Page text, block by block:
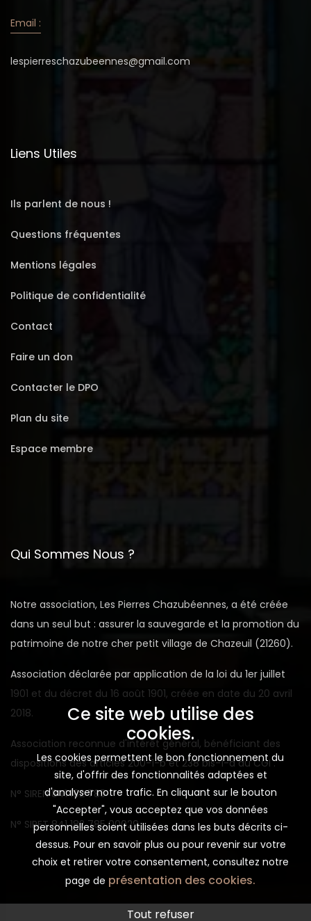
Email :
lespierreschazubeennes@gmail.com
Liens Utiles
Ils parlent de nous !
Questions fréquentes
Mentions légales
Politique de confidentialité
Contact
Faire un don
Contacter le DPO
Plan du site
Espace membre
Qui Sommes Nous ?
Notre association, Les Pierres Chazubéennes, a été créée
dans un seul but : assurer la sauvegarde et la promotion du
patrimoine de notre cher petit village de Chazeuil (21260).
Association déclarée par application de la loi du 1er juillet
1901 et du décret du 16 août 1901, créée en date du 20 avril
2018.
Association reconnue d'intérêt général, bénéficiant des
dispositions des articles 200-1-b et 238 bis-1-a du CGI .
N° SIREN 841 182 785
N° SIRET 841 182 785 00029
Ce site web utilise des
cookies.
Les cookies permettent le bon fonctionnement du
site, d'offrir des fonctionnalités adaptées et
d'analyser notre trafic. En cliquant sur le bouton
"Accepter", vous acceptez que vos données
personnelles soient utilisées dans les buts décrits ci-
dessus. Pour en savoir plus ou pour revenir sur votre
choix et retirer votre consentement, consultez notre
page de présentation des cookies.
Tout refuser